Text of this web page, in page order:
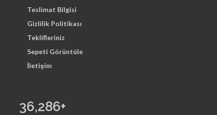
Teslimat Bilgisi
Gizlilik Politikası
Teklifleriniz
Sepeti Görüntüle
İletişim
36,286+